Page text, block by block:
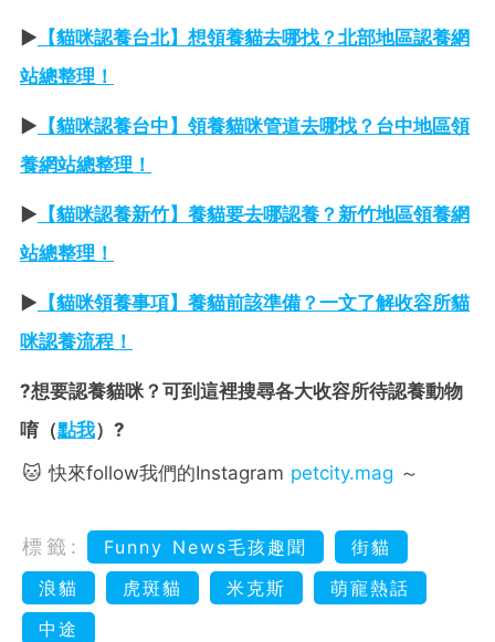
► 【貓咪認養台北】想領養貓去哪找？北部地區認養網
站總整理！
► 【貓咪認養台中】領養貓咪管道去哪找？台中地區領
養網站總整理！
► 【貓咪認養新竹】養貓要去哪認養？新竹地區領養網
站總整理！
► 【貓咪領養事項】養貓前該準備？一文了解收容所貓
咪認養流程！
?想要認養貓咪？可到這裡搜尋各大收容所待認養動物
唷（點我）?
🐱 快來follow我們的Instagram petcity.mag ～
標籤: Funny News毛孩趣聞
街貓
浪貓
虎斑貓 米克斯
萌寵熱話
中途